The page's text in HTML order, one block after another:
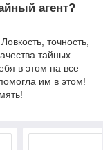
агент?
точность,
тайных
в этом на все
им в этом!